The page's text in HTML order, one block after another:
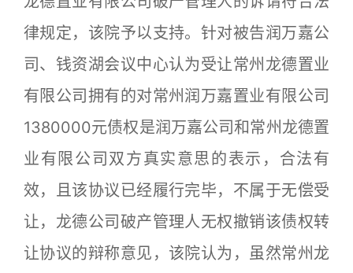
律规定，该院予以支持。针对被告润万嘉公
司、钱资湖会议中心认为受让常州龙德置业
有限公司拥有的对常州润万嘉置业有限公司
1380000元债权是润万嘉公司和常州龙德置
业有限公司双方真实意思的表示，合法有
效，且该协议已经履行完毕，不属于无偿受
让，龙德公司破产管理人无权撤销该债权转
让协议的辩称意见，该院认为，虽然常州龙